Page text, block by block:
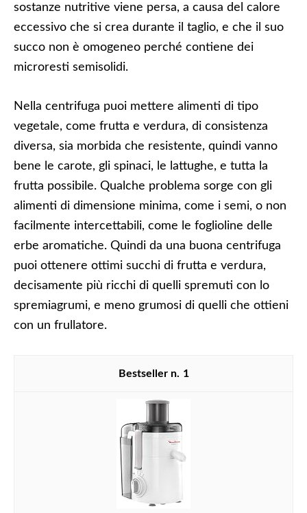
sostanze nutritive viene persa, a causa del calore
eccessivo che si crea durante il taglio, e che il suo
succo non è omogeneo perché contiene dei
microresti semisolidi.
Nella centrifuga puoi mettere alimenti di tipo
vegetale, come frutta e verdura, di consistenza
diversa, sia morbida che resistente, quindi vanno
bene le carote, gli spinaci, le lattughe, e tutta la
frutta possibile. Qualche problema sorge con gli
alimenti di dimensione minima, come i semi, o non
facilmente intercettabili, come le foglioline delle
erbe aromatiche. Quindi da una buona centrifuga
puoi ottenere ottimi succhi di frutta e verdura,
decisamente più ricchi di quelli spremuti con lo
spremiagrumi, e meno grumosi di quelli che ottieni
con un frullatore.
1